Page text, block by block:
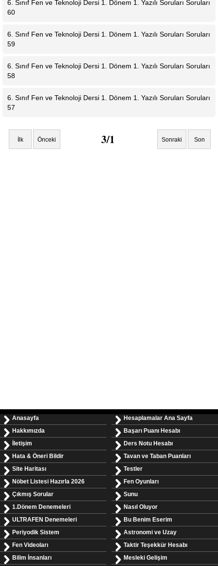
6. Sınıf Fen ve Teknoloji Dersi 1. Dönem 1. Yazılı Soruları Soruları
60
6. Sınıf Fen ve Teknoloji Dersi 1. Dönem 1. Yazılı Soruları Soruları
59
6. Sınıf Fen ve Teknoloji Dersi 1. Dönem 1. Yazılı Soruları Soruları
58
6. Sınıf Fen ve Teknoloji Dersi 1. Dönem 1. Yazılı Soruları Soruları
57
İlk Önceki 3/1 Sonraki Son
Anasayfa
Hakkımızda
İletişim
Hata & Öneri Bildir
Site Haritası
Nöbet Listesi Hazırla 2026
Çıkmış Sorular
1.Dönem Denemeleri
ULTRAFEN Denemeleri
Periyodik Sistem
Fen Videoları
Bilim İnsanları
Hesaplamalar Ana Sayfa
Başarı Puanı Hesabı
Ders Notu Hesabı
Tavan ve Taban Puanları
Testler
Fen Oyunları
Sunu
Nasıl Oluyor
Bu Benim Eserim
Astronomi ve Uzay
Taktir Teşekkür Hesabı
Mesleki Gelişim